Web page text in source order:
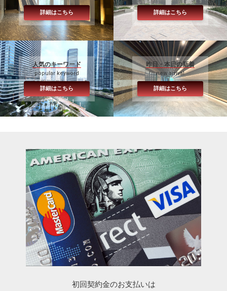
詳細はこちら 詳細はこちら
人気のキーワード
popular keyword
詳細はこちら
昨日・本日の新着
new arrival
詳細はこちら
初回契約金のお支払いは